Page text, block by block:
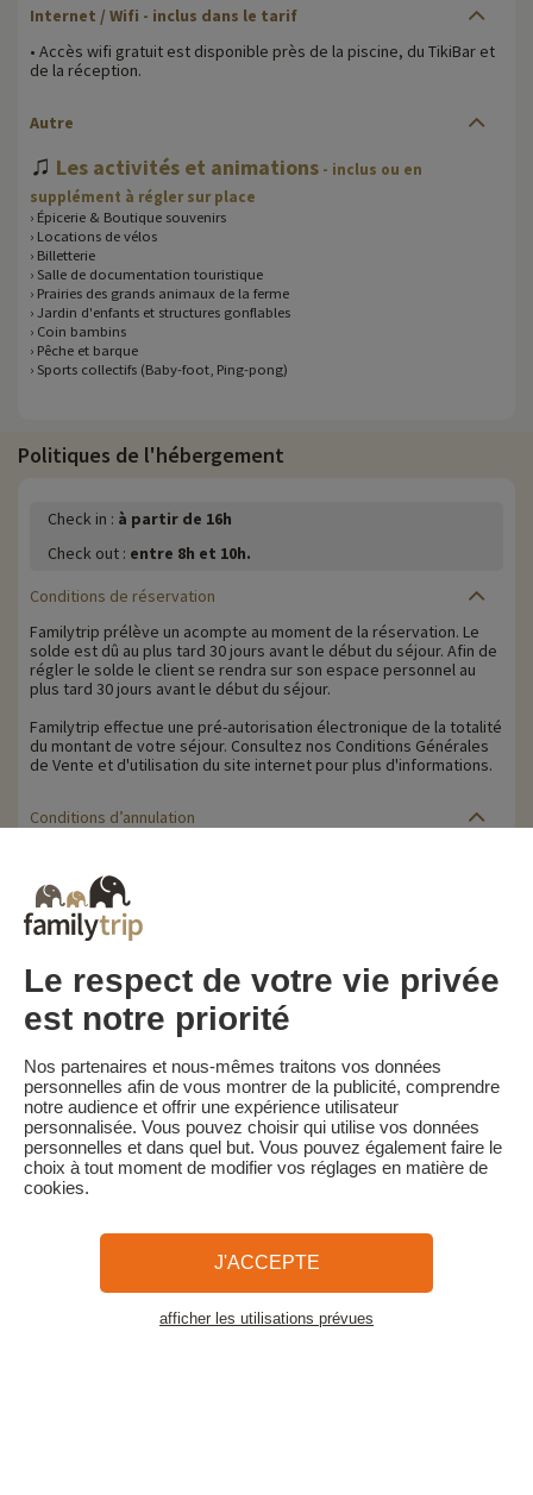
Internet / Wifi - inclus dans le tarif
• Accès wifi gratuit est disponible près de la piscine, du TikiBar et
de la réception.
Autre
♫ Les activités et animations - inclus ou en
supplément à régler sur place
› Épicerie & Boutique souvenirs
› Locations de vélos
› Billetterie
› Salle de documentation touristique
› Prairies des grands animaux de la ferme
› Jardin d'enfants et structures gonflables
› Coin bambins
› Pêche et barque
› Sports collectifs (Baby-foot, Ping-pong)
Politiques de l'hébergement
Check in : à partir de 16h
Check out : entre 8h et 10h.
Conditions de réservation
Familytrip prélève un acompte au moment de la réservation. Le
solde est dû au plus tard 30 jours avant le début du séjour. Afin de
régler le solde le client se rendra sur son espace personnel au
plus tard 30 jours avant le début du séjour.
Familytrip effectue une pré-autorisation électronique de la totalité
du montant de votre séjour. Consultez nos Conditions Générales
de Vente et d'utilisation du site internet pour plus d'informations.
Conditions d’annulation
début du séjour. Le client reçoit un rappel de paiement du solde
de la réservation par e-mail 35 jours avant le début du séjour.
Les pénalités d'annulation sont calculées sur la base du barème
suivant :
• Annulation 30 jours ou plus avant la date de début du séjour :
acompte conservé
• Annulation moins de 30 jours avant la date de début du séjour :
100 % du prix du séjour
Familytrip vous conseille de souscrire l'assurance annulation de
son partenaire AREAS Assurances. Souscrivez au moment de la
réservation ou dans les 24h suivant votre réservation par
téléphone.
CGV et Charte de Confidentialité
La Presse parle de nous
Plan du site
Le respect de votre vie privée
est notre priorité
Nos partenaires et nous-mêmes traitons vos données
personnelles afin de vous montrer de la publicité, comprendre
notre audience et offrir une expérience utilisateur
personnalisée. Vous pouvez choisir qui utilise vos données
personnelles et dans quel but. Vous pouvez également faire le
choix à tout moment de modifier vos réglages en matière de
cookies.
J'ACCEPTE
afficher les utilisations prévues